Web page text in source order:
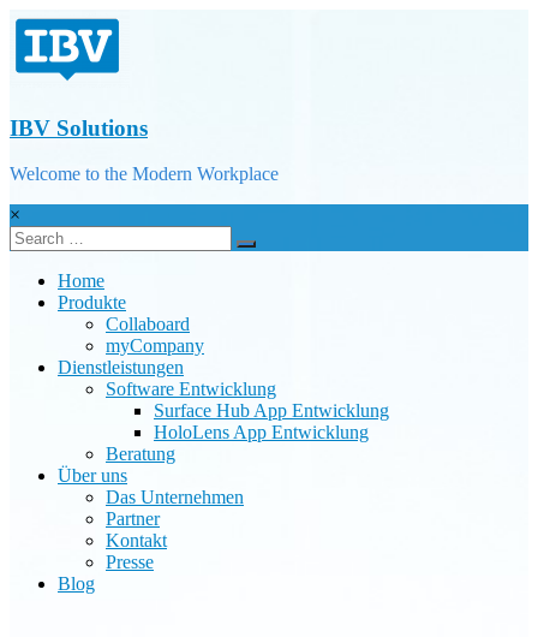
IBV Solutions
Welcome to the Modern Workplace
×
Home
Produkte
Collaboard
myCompany
Dienstleistungen
Software Entwicklung
Surface Hub App Entwicklung
HoloLens App Entwicklung
Beratung
Über uns
Das Unternehmen
Partner
Kontakt
Presse
Blog